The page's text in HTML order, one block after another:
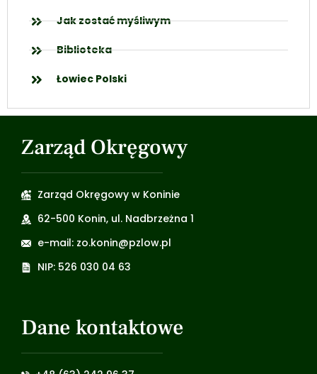
Jak zostać myśliwym
Biblioteka
Łowiec Polski
Zarząd Okręgowy
Zarząd Okręgowy w Koninie
62-500 Konin, ul. Nadbrzeżna 1
e-mail: zo.konin@pzlow.pl
NIP: 526 030 04 63
Dane kontaktowe